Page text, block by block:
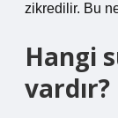
zikredilir. Bu
Hangi
vardır?